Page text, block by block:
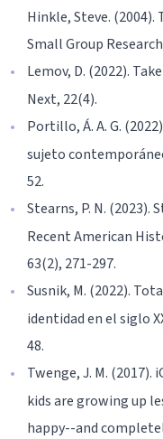
Hinkle, Steve.
Small Group
Lemov, D. (2022).
Next, 22(4).
Portillo, Á. A. G.
sujeto
52.
Stearns, P. N. (2023).
Recent American
63(2), 271-297.
Susnik, M. (2022).
identidad en el siglo
48.
Twenge, J. M. (2017).
kids are growing up
happy--and